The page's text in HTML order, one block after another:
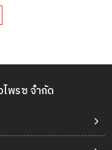
ไพรซ จำกัด